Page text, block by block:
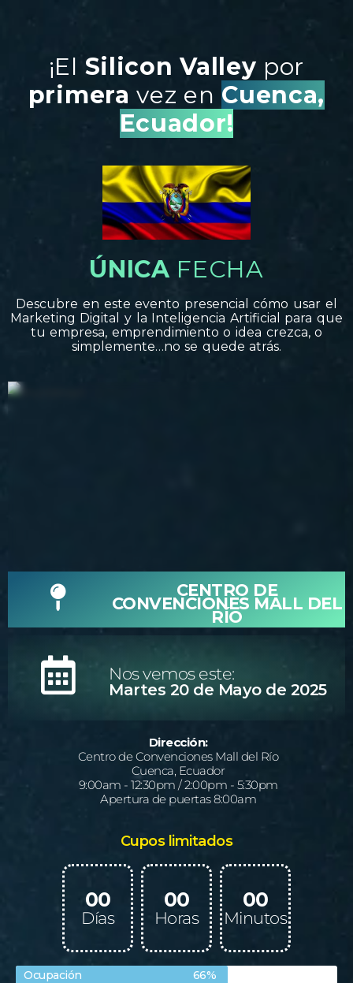
¡El Silicon Valley por
primeravez en Cuenca,
Ecuador!
ÚNICA FECHA
Descubre en este evento presencial cómo usar el
Marketing Digital y la Inteligencia Artificial para que
tu empresa, emprendimiento o idea crezca, o
simplemente…no se quede atrás.
CENTRO DE
CONVENCIONES MALL DEL
RÍO
Nos vemos este:
Martes 20 de Mayo de 2025
Dirección:
Centro de Convenciones Mall del Río
Cuenca, Ecuador
9:00am - 12:30pm / 2:00pm - 5:30pm
Apertura de puertas 8:00am
Cupos limitados
00
Días
00
Horas
00
Minutos
Ocupación 66%